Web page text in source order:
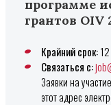
программе
грантов OIV
Крайний срок:
Связаться с:
Заявки на
этот адрес